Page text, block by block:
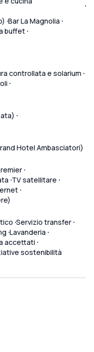
Bar La Magnolia
buffet
controllata e solarium
Hotel Ambasciatori)
TV satellitare
Servizio transfer
Lavanderia
accettati
sostenibilità